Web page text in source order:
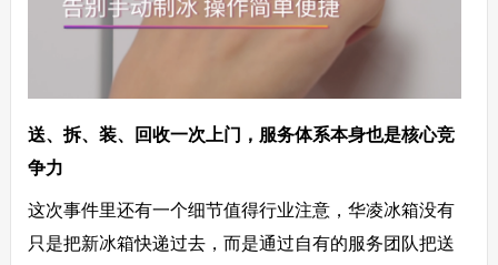
送、拆、装、回收一次上门，服务体系本身也是核心竞
争力
这次事件里还有一个细节值得行业注意，华凌冰箱没有
只是把新冰箱快递过去，而是通过自有的服务团队把送